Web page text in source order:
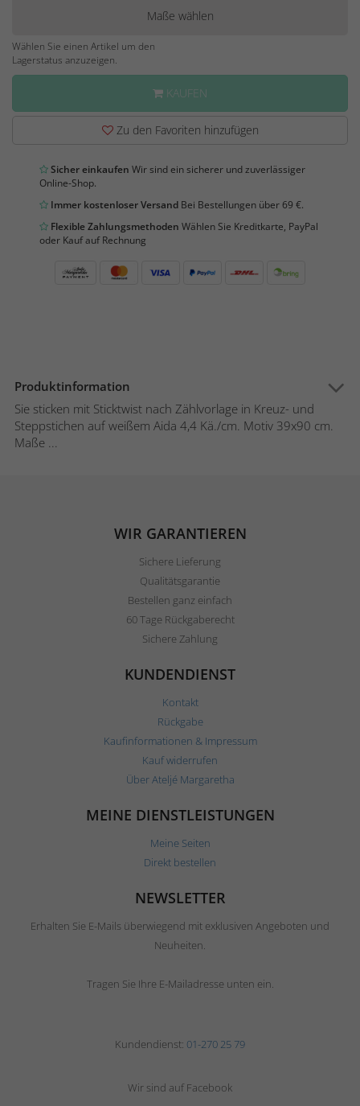
Maße wählen
Wählen Sie einen Artikel um den
Lagerstatus anzuzeigen.
KAUFEN
Zu den Favoriten hinzufügen
Sicher einkaufen Wir sind ein sicherer und zuverlässiger
Online-Shop.
Immer kostenloser Versand Bei Bestellungen über 69 €.
Flexible Zahlungsmethoden Wählen Sie Kreditkarte, PayPal
oder Kauf auf Rechnung
Produktinformation
Sie sticken mit Sticktwist nach Zählvorlage in Kreuz- und
Steppstichen auf weißem Aida 4,4 Kä./cm. Motiv 39x90 cm.
Maße ...
WIR GARANTIEREN
Sichere Lieferung
Qualitätsgarantie
Bestellen ganz einfach
60 Tage Rückgaberecht
Sichere Zahlung
KUNDENDIENST
Kontakt
Rückgabe
Kaufinformationen & Impressum
Kauf widerrufen
Über Ateljé Margaretha
MEINE DIENSTLEISTUNGEN
Meine Seiten
Direkt bestellen
NEWSLETTER
Erhalten Sie E-Mails überwiegend mit exklusiven Angeboten und
Neuheiten.
Tragen Sie Ihre E-Mailadresse unten ein.
Kundendienst: 01-270 25 79
Wir sind auf Facebook